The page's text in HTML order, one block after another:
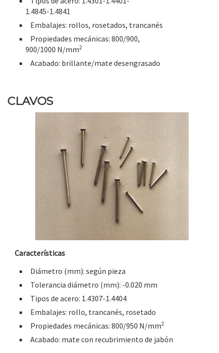
1.4845-1.4841
Embalajes: rollos, rosetados, trancanés
Propiedades mecánicas: 800/900,
900/1000 N/mm2
Acabado: brillante/mate desengrasado
CLAVOS
Características
Diámetro (mm): según pieza
Tolerancia diámetro (mm): -0.020 mm
Tipos de acero: 1.4307-1.4404
Embalajes: rollo, trancanés, rosetado
Propiedades mecánicas: 800/950 N/mm2
Acabado: mate con recubrimiento de jabón